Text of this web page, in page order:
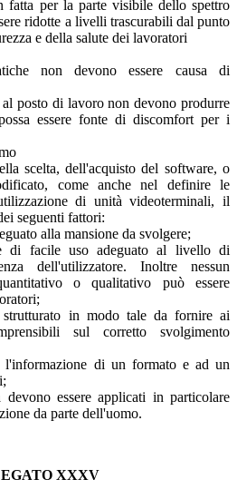
fatta per la parte visibile dello spettro
ridotte a livelli trascurabili dal punto
e della salute dei lavoratori
non devono essere causa di
posto di lavoro non devono produrre
essere fonte di discomfort per i
scelta, dell'acquisto del software, o
come anche nel definire le
di unità videoterminali, il
seguenti fattori:
alla mansione da svolgere;
di facile uso adeguato al livello di
dell'utilizzatore. Inoltre nessun
o qualitativo può essere
in modo tale da fornire ai
sul corretto svolgimento
di un formato e ad un
essere applicati in particolare
da parte dell'uomo.
XXXV